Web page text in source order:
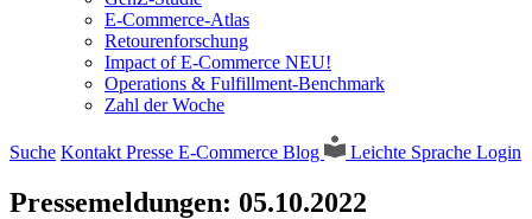
E-Commerce-Atlas
Retourenforschung
Impact of E-Commerce NEU!
Operations & Fulfillment-Benchmark
Zahl der Woche
Suche Kontakt Presse E-Commerce Blog Leichte Sprache Login
Pressemeldungen: 05.10.2022